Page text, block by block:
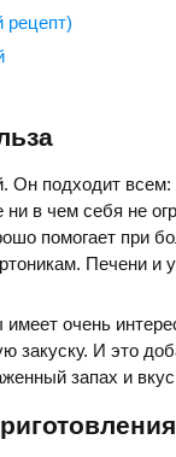
рецепт)
подходит всем:
в чем себя не
помогает при
Печени и
очень
И это
запах и